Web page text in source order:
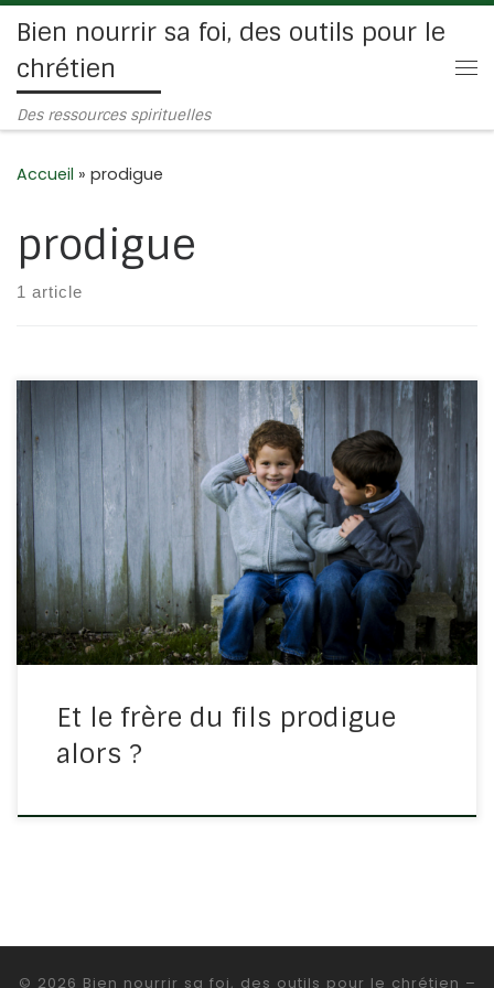
Passer au contenu
Bien nourrir sa foi, des outils pour le
chrétien
Des ressources spirituelles
Accueil » prodigue
prodigue
1 article
C’est toujours du fils prodigue dont on parle. D’ailleurs,
c’est l’histoire du fils prodigue et son frère joue le rôle
du râleur de première, qui ne pense qu’à lui. Luc 15/29-
30 : « Voici, il y a tant d’années que […]
Et le frère du fils prodigue
alors ?
© 2026 Bien nourrir sa foi, des outils pour le chrétien –